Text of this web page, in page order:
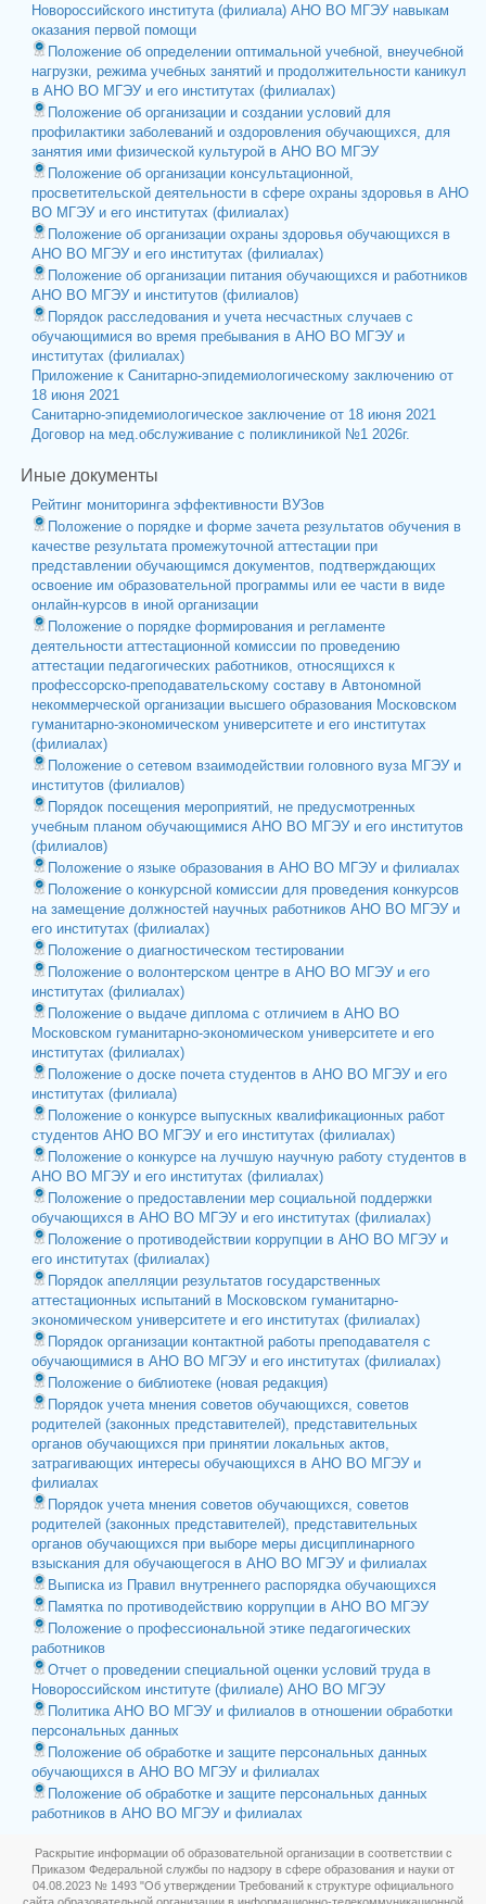
Новороссийского института (филиала) АНО ВО МГЭУ навыкам
оказания первой помощи
Положение об определении оптимальной учебной, внеучебной
нагрузки, режима учебных занятий и продолжительности каникул
в АНО ВО МГЭУ и его институтах (филиалах)
Положение об организации и создании условий для
профилактики заболеваний и оздоровления обучающихся, для
занятия ими физической культурой в АНО ВО МГЭУ
Положение об организации консультационной,
просветительской деятельности в сфере охраны здоровья в АНО
ВО МГЭУ и его институтах (филиалах)
Положение об организации охраны здоровья обучающихся в
АНО ВО МГЭУ и его институтах (филиалах)
Положение об организации питания обучающихся и работников
АНО ВО МГЭУ и институтов (филиалов)
Порядок расследования и учета несчастных случаев с
обучающимися во время пребывания в АНО ВО МГЭУ и
институтах (филиалах)
Приложение к Санитарно-эпидемиологическому заключению от
18 июня 2021
Санитарно-эпидемиологическое заключение от 18 июня 2021
Договор на мед.обслуживание с поликлиникой №1 2026г.
Иные документы
Рейтинг мониторинга эффективности ВУЗов
Положение о порядке и форме зачета результатов обучения в
качестве результата промежуточной аттестации при
представлении обучающимся документов, подтверждающих
освоение им образовательной программы или ее части в виде
онлайн-курсов в иной организации
Положение о порядке формирования и регламенте
деятельности аттестационной комиссии по проведению
аттестации педагогических работников, относящихся к
профессорско-преподавательскому составу в Автономной
некоммерческой организации высшего образования Московском
гуманитарно-экономическом университете и его институтах
(филиалах)
Положение о сетевом взаимодействии головного вуза МГЭУ и
институтов (филиалов)
Порядок посещения мероприятий, не предусмотренных
учебным планом обучающимися АНО ВО МГЭУ и его институтов
(филиалов)
Положение о языке образования в АНО ВО МГЭУ и филиалах
Положение о конкурсной комиссии для проведения конкурсов
на замещение должностей научных работников АНО ВО МГЭУ и
его институтах (филиалах)
Положение о диагностическом тестировании
Положение о волонтерском центре в АНО ВО МГЭУ и его
институтах (филиалах)
Положение о выдаче диплома с отличием в АНО ВО
Московском гуманитарно-экономическом университете и его
институтах (филиалах)
Положение о доске почета студентов в АНО ВО МГЭУ и его
институтах (филиала)
Положение о конкурсе выпускных квалификационных работ
студентов АНО ВО МГЭУ и его институтах (филиалах)
Положение о конкурсе на лучшую научную работу студентов в
АНО ВО МГЭУ и его институтах (филиалах)
Положение о предоставлении мер социальной поддержки
обучающихся в АНО ВО МГЭУ и его институтах (филиалах)
Положение о противодействии коррупции в АНО ВО МГЭУ и
его институтах (филиалах)
Порядок апелляции результатов государственных
аттестационных испытаний в Московском гуманитарно-
экономическом университете и его институтах (филиалах)
Порядок организации контактной работы преподавателя с
обучающимися в АНО ВО МГЭУ и его институтах (филиалах)
Положение о библиотеке (новая редакция)
Порядок учета мнения советов обучающихся, советов
родителей (законных представителей), представительных
органов обучающихся при принятии локальных актов,
затрагивающих интересы обучающихся в АНО ВО МГЭУ и
филиалах
Порядок учета мнения советов обучающихся, советов
родителей (законных представителей), представительных
органов обучающихся при выборе меры дисциплинарного
взыскания для обучающегося в АНО ВО МГЭУ и филиалах
Выписка из Правил внутреннего распорядка обучающихся
Памятка по противодействию коррупции в АНО ВО МГЭУ
Положение о профессиональной этике педагогических
работников
Отчет о проведении специальной оценки условий труда в
Новороссийском институте (филиале) АНО ВО МГЭУ
Политика АНО ВО МГЭУ и филиалов в отношении обработки
персональных данных
Положение об обработке и защите персональных данных
обучающихся в АНО ВО МГЭУ и филиалах
Положение об обработке и защите персональных данных
работников в АНО ВО МГЭУ и филиалах
Раскрытие информации об образовательной организации в соответствии с
Приказом Федеральной службы по надзору в сфере образования и науки от
04.08.2023 № 1493 "Об утверждении Требований к структуре официального